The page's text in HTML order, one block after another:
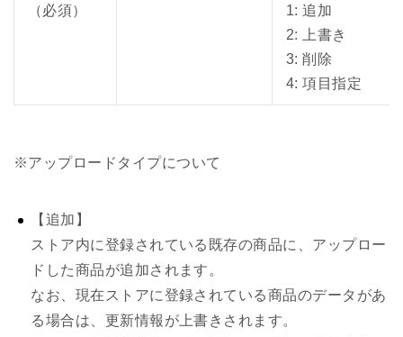
（必須）
1: 追加
2: 上書き
3: 削除
4: 項目指定
※アップロードタイプについて
【追加】
ストア内に登録されている既存の商品に、アップロー
ドした商品が追加されます。
なお、現在ストアに登録されている商品のデータがあ
る場合は、更新情報が上書きされます。